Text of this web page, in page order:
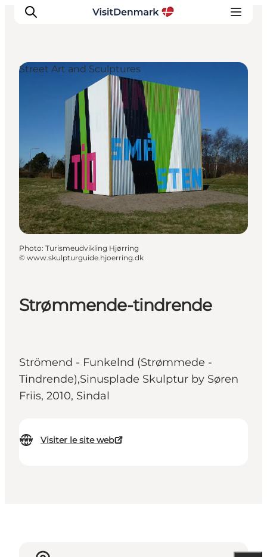
Inspirations
Destinations
Quoi faire
Hébergements
Planifiez votre voyage
Strømmende-tindrende
Strömend - Funkelnd (Strømmede -
Tindrende),Sinusplade Skulptur by Søren
Friis, 2010, Sindal
Visiter le site web
Street Art and Sculptures
Photo: Turismeudvikling Hjørring
© www.skulpturguide.hjoerring.dk